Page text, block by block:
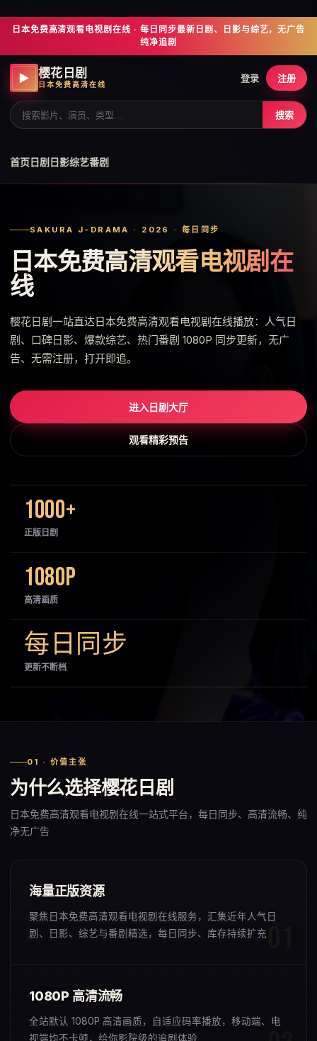
日本免费高清观看电视剧在线 · 每日同步最新日剧、日影与综艺，无广告
纯净追剧
▶ 樱花日剧
日本免费高清在线
首页日剧 日影综艺番剧
搜索
登录 注册
SAKURA J-DRAMA · 2026 · 每日同步
日本免费高清观看电视剧在
线
樱花日剧一站直达日本免费高清观看电视剧在线播放：人气日
剧、口碑日影、爆款综艺、热门番剧 1080P 同步更新，无广
告、无需注册，打开即追。
进入日剧大厅
观看精彩预告
1000+
正版日剧
1080P
高清画质
每日同步
更新不断档
01 · 价值主张
为什么选择樱花日剧
日本免费高清观看电视剧在线一站式平台，每日同步、高清流畅、纯
净无广告
海量正版资源
聚焦日本免费高清观看电视剧在线服务，汇集近年人气日
剧、日影、综艺与番剧精选，每日同步、库存持续扩充
1080P 高清流畅
全站默认 1080P 高清画质，自适应码率播放，移动端、电
视端均不卡顿，给你影院级的追剧体验